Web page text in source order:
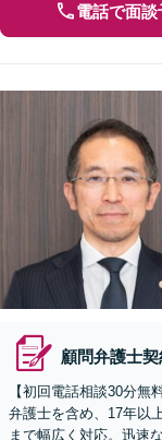
電話で面談
顧問弁護士契
【初回電話相談30分
弁護士を含め、17年以
まで幅広く対応。迅速